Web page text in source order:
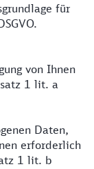
für
von Ihnen
1 lit. a
Daten,
erforderlich
1 lit. b